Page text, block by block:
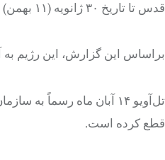
قدس تا تاریخ ۳۰ ژانویه (۱۱ بهمن) تخلیه شوند.
براساس این گزارش، این رژیم به
تل‌آویو ۱۴ آبان ماه رسماً به سازمان ملل متحد اطلاع داد که مناسبات خود با
قطع کرده است.